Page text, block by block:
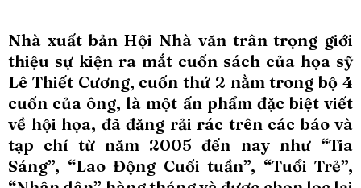
Nhà xuất bản Hội Nhà văn trân trọng giới
thiệu sự kiện ra mắt cuốn sách của họa sỹ
Lê Thiết Cương, cuốn thứ 2 nằm trong bộ 4
cuốn của ông, là một ấn phẩm đặc biệt viết
về hội họa, đã đăng rải rác trên các báo và
tạp chí từ năm 2005 đến nay như “Tia
Sáng”, “Lao Động Cuối tuần”, “Tuổi Trẻ”,